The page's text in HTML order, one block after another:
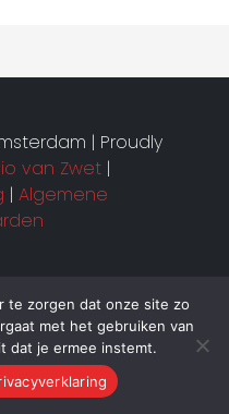
te zorgen dat onze site zo
met het gebruiken van
dat je ermee instemt.
| Proudly
van Zwet |
| Algemene